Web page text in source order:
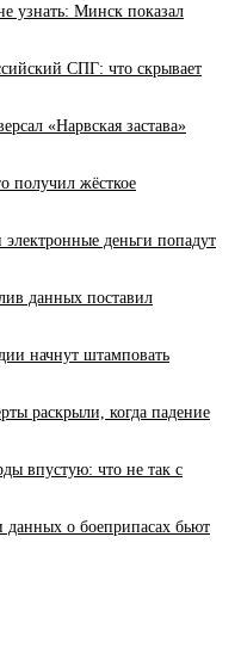
узнать: Минск показал
СПГ: что скрывает
«Нарвская застава»
получил жёсткое
деньги попадут
данных поставил
начнут штамповать
раскрыли, когда падение
впустую: что не так с
данных о боеприпасах бьют